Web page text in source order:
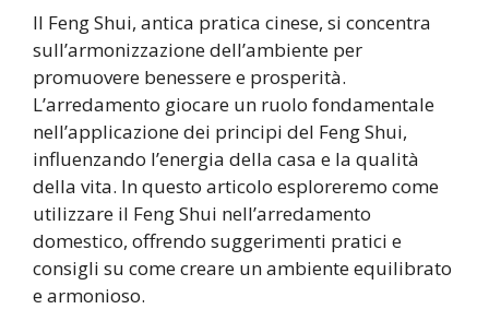
Il Feng Shui, antica pratica cinese, si concentra
sull’armonizzazione dell’ambiente per
promuovere benessere e prosperità.
L’arredamento giocare un ruolo fondamentale
nell’applicazione dei principi del Feng Shui,
influenzando l’energia della casa e la qualità
della vita. In questo articolo esploreremo come
utilizzare il Feng Shui nell’arredamento
domestico, offrendo suggerimenti pratici e
consigli su come creare un ambiente equilibrato
e armonioso.